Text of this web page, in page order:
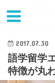
語学留学エージェン
2017.07.30
語学留学
特徴が丸